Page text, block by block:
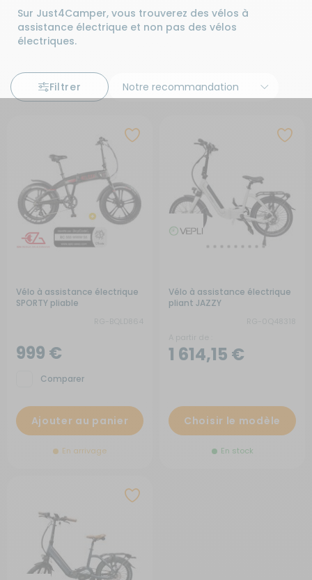
Sur Just4Camper, vous trouverez des vélos à
assistance électrique et non pas des vélos
électriques.
Filtrer
Vélo à assistance électrique
SPORTY pliable
999 €
Comparer
Ajouter au panier
En arrivage
Vélo à assistance électrique
pliant JAZZY
1 614,15 €
Choisir le modèle
En stock